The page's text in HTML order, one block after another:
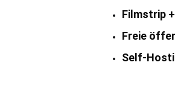
Filmstrip
Freie
Self-